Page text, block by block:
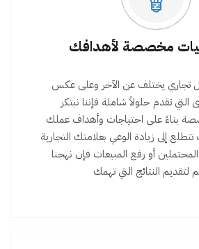
مخصصة لأهدافك
تجاري يختلف عن الآخر وعلى عكس
التي تقدم حلولاً شاملة فإننا نبتكر
بناءً على احتياجات وأهداف عملك
إلى زيادة الوعي بعلامتك التجارية
أو رفع المبيعات فإن نهجنا
النتائج التي تهمك